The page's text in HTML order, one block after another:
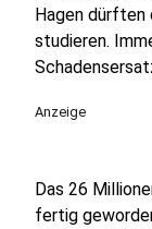
Hagen dürften
studieren.
Anzeige
Das 26
fertig